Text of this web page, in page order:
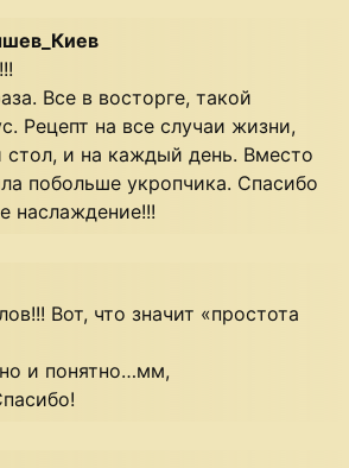
Все в восторге, такой
Рецепт на все случаи жизни,
стол, и на каждый день. Вместо
побольше укропчика. Спасибо
наслаждение!!!
Вот, что значит «простота
и понятно…мм,